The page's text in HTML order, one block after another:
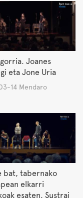
Joanes
eta Jone Uria
14 Mendaro
bat, tabernako
elkarri
esaten. Sustrai